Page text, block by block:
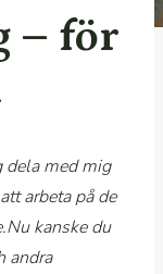
– för
dela med mig
arbeta på de
.Nu kanske du
andra